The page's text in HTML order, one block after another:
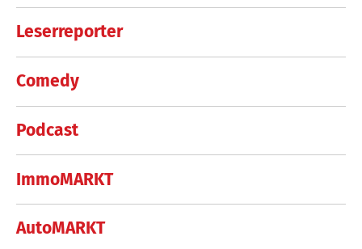
Leserreporter
Comedy
Podcast
ImmoMARKT
AutoMARKT